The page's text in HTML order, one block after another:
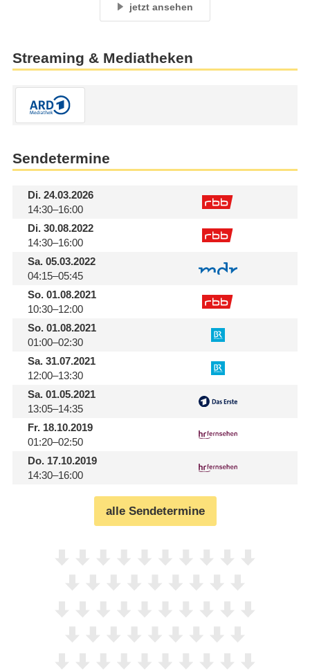
jetzt ansehen
Streaming & Mediatheken
Sendetermine
Di.24.03.2026
14:30–16:00
Di.30.08.2022
14:30–16:00
Sa.05.03.2022
04:15–05:45
So.01.08.2021
10:30–12:00
So.01.08.2021
01:00–02:30
Sa.31.07.2021
12:00–13:30
Sa.01.05.2021
13:05–14:35
Fr.18.10.2019
01:20–02:50
Do.17.10.2019
14:30–16:00
alle Sendetermine